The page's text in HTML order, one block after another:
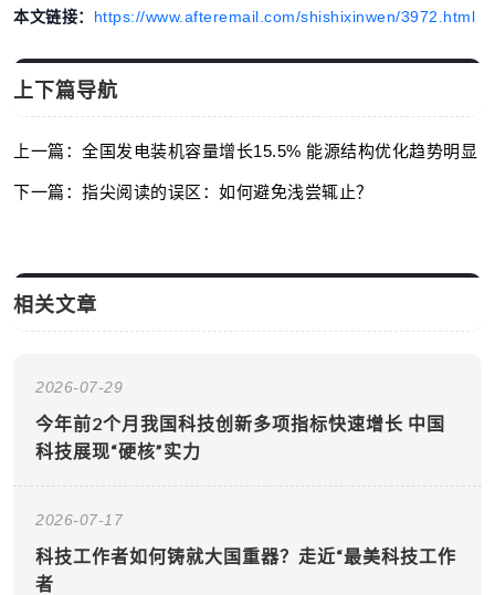
本文链接： https://www.afteremail.com/shishixinwen/3972.html
上下篇导航
上一篇：全国发电装机容量增长15.5% 能源结构优化趋势明显
下一篇：指尖阅读的误区：如何避免浅尝辄止？
相关文章
2026-07-29
今年前2个月我国科技创新多项指标快速增长 中国
科技展现“硬核”实力
2026-07-17
科技工作者如何铸就大国重器？走近“最美科技工作
者